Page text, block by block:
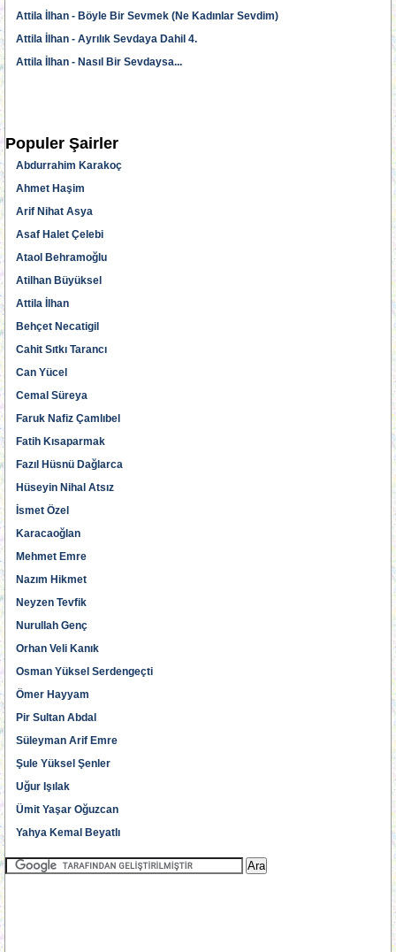
Attila İlhan - Böyle Bir Sevmek (Ne Kadınlar Sevdim)
Attila İlhan - Ayrılık Sevdaya Dahil 4.
Attila İlhan - Nasıl Bir Sevdaysa...
Populer Şairler
Abdurrahim Karakoç
Ahmet Haşim
Arif Nihat Asya
Asaf Halet Çelebi
Ataol Behramoğlu
Atilhan Büyüksel
Attila İlhan
Behçet Necatigil
Cahit Sıtkı Tarancı
Can Yücel
Cemal Süreya
Faruk Nafiz Çamlıbel
Fatih Kısaparmak
Fazıl Hüsnü Dağlarca
Hüseyin Nihal Atsız
İsmet Özel
Karacaoğlan
Mehmet Emre
Nazım Hikmet
Neyzen Tevfik
Nurullah Genç
Orhan Veli Kanık
Osman Yüksel Serdengeçti
Ömer Hayyam
Pir Sultan Abdal
Süleyman Arif Emre
Şule Yüksel Şenler
Uğur Işılak
Ümit Yaşar Oğuzcan
Yahya Kemal Beyatlı